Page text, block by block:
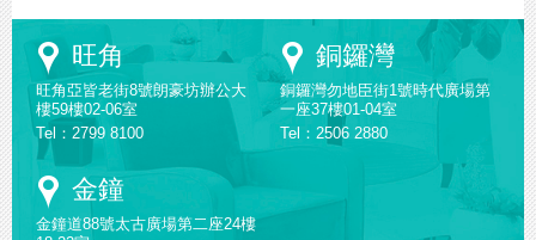
Google
Maps
旺角
旺角亞皆老街8號朗豪坊辦公大
樓59樓02-06室
Tel：2799 8100
Google
Maps
銅鑼灣
銅鑼灣勿地臣街1號時代廣場第
一座37樓01-04室
Tel：2506 2880
Google
Maps
金鐘
金鐘道88號太古廣場第二座24樓